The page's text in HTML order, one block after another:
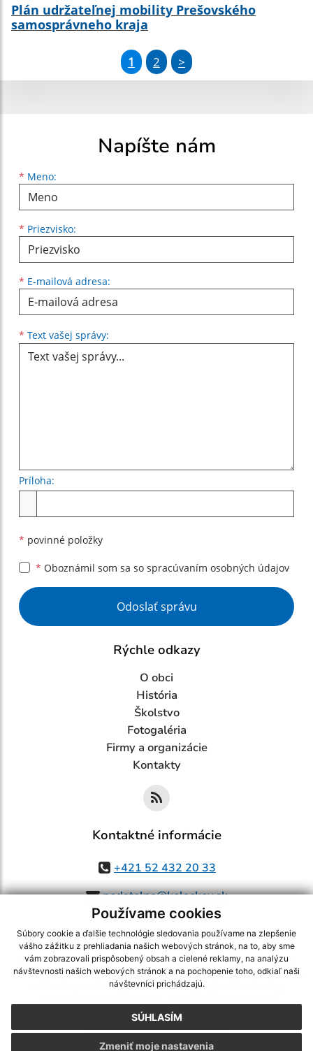
Používame cookies
Súbory cookie a ďalšie technológie sledovania používame na zlepšenie
vášho zážitku z prehliadania našich webových stránok, na to, aby sme
vám zobrazovali prispôsobený obsah a cielené reklamy, na analýzu
návštevnosti našich webových stránok a na pochopenie toho, odkiaľ naši
návštevníci prichádzajú.
SÚHLASÍM
Zmeniť moje nastavenia
Plán udržateľnej mobility Prešovského
samosprávneho kraja
1 2 >
Napíšte nám
* Meno:
Meno
* Priezvisko:
Priezvisko
* E-mailová adresa:
E-mailová adresa
* Text vašej správy:
Príloha:
* povinné položky
* Oboznámil som sa so spracúvaním osobných údajov
Google reCaptcha Response
Odoslať správu
Rýchle odkazy
O obci
História
Školstvo
Fotogaléria
Firmy a organizácie
Kontakty
Kontaktné informácie
+421 52 432 20 33
podatelna@kolackov.sk
využite možnosť získavania aktuálnych informácií s využitím RSS
CMS systém (redakčný) systém ECHELON 2,Mapa stránok,web portál
webex.digital, s.r.o.,domény,registrácia domény
Posledná aktualizácia:05.08.2026